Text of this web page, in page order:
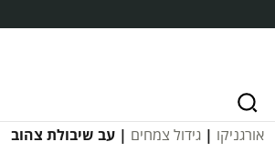
אורגניקו | גידול צמחים | עב שיבולת צהוב